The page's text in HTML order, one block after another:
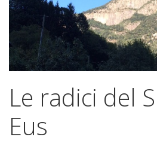
Le radici del
Eus